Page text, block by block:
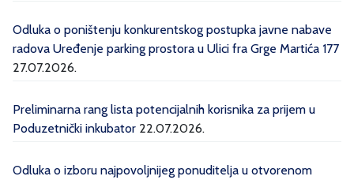
Odluka o poništenju konkurentskog postupka javne nabave
radova Uređenje parking prostora u Ulici fra Grge Martića 177
27.07.2026.
Preliminarna rang lista potencijalnih korisnika za prijem u
Poduzetnički inkubator 22.07.2026.
Odluka o izboru najpovoljnijeg ponuditelja u otvorenom